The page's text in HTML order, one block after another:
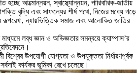
হচ্ছে আত্মোন্নয়ন, স্বাস্থ্যোন্নয়ন, পারিবারিক-জাতীয়
বৃদ্ধি এবং সাফল্যের শীর্ষ পথে, নিজের মধ্যে গড়ে
রূপরেখা, ন্যায়ভিত্তিক সমাজ এবং আলোকিত জাতির
লব্ধ জ্ঞান ও অভিজ্ঞতার সমন্বয়ে ক্যাম্পাস’র
উপযোগী যোগ্যতা ও উপযুক্ততা নির্ধারণপূর্বক
কার্যকর ভূমিকা রেখে চলেছে।